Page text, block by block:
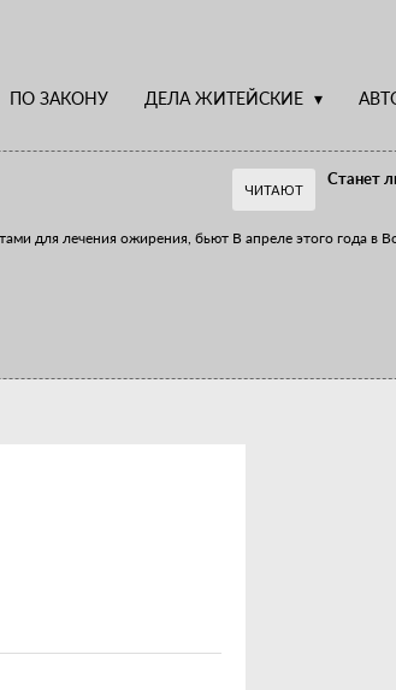
ПО ЗАКОНУ ДЕЛА ЖИТЕЙСКИЕ
для лечения ожирения, бьют
ЧИТАЮТ
Станет
В апреле этого года в